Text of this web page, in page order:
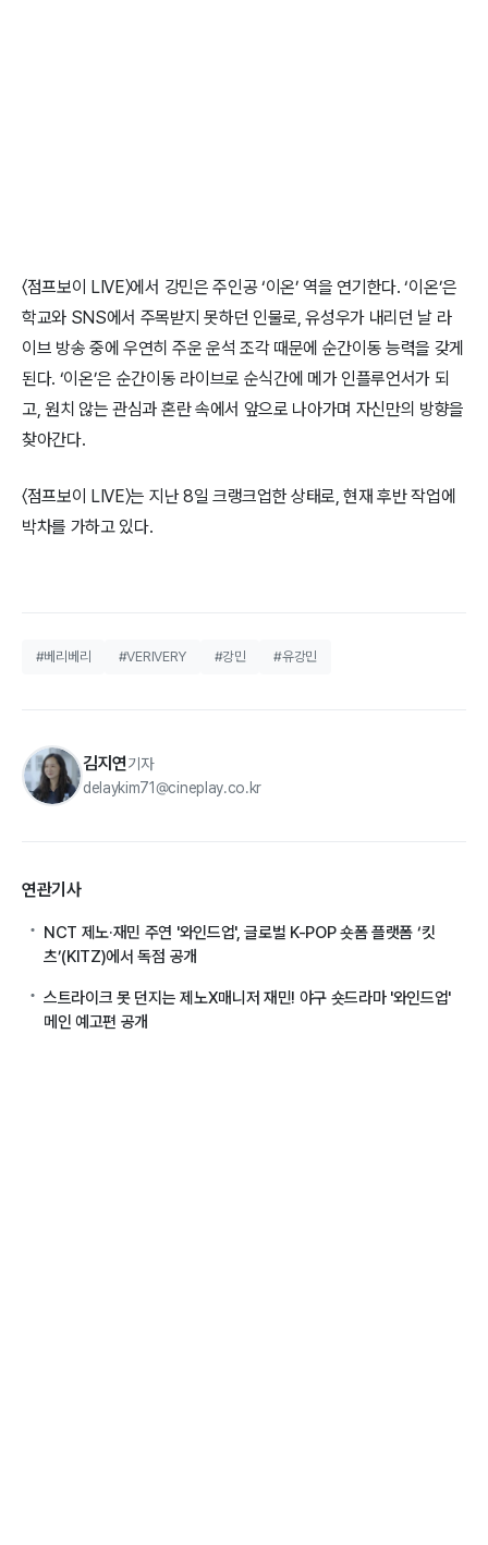
〈점프보이 LIVE〉에서 강민은 주인공 ‘이온’ 역을 연기한다. ‘이온’은
학교와 SNS에서 주목받지 못하던 인물로, 유성우가 내리던 날 라
이브 방송 중에 우연히 주운 운석 조각 때문에 순간이동 능력을 갖게
된다. ‘이온’은 순간이동 라이브로 순식간에 메가 인플루언서가 되
고, 원치 않는 관심과 혼란 속에서 앞으로 나아가며 자신만의 방향을
찾아간다.
〈점프보이 LIVE〉는 지난 8일 크랭크업한 상태로, 현재 후반 작업에
박차를 가하고 있다.
#베리베리 #VERIVERY #강민 #유강민
김지연기자
delaykim71@cineplay.co.kr
연관기사
NCT 제노·재민 주연 '와인드업', 글로벌 K-POP 숏폼 플랫폼 ‘킷
츠’(KITZ)에서 독점 공개
스트라이크 못 던지는 제노X매니저 재민! 야구 숏드라마 '와인드업'
메인 예고편 공개